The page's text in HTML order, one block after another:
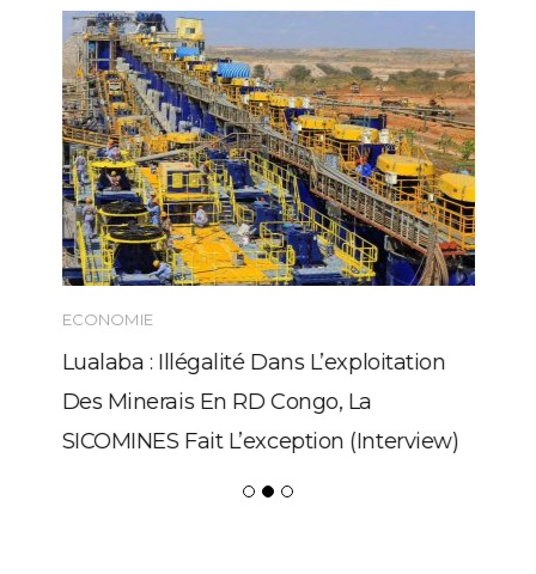
ECONOMIE
Lualaba : Illégalité Dans L’exploitation
Des Minerais En RD Congo, La
SICOMINES Fait L’exception (Interview)